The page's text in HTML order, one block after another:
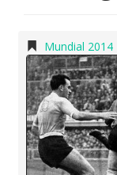
Mundial 2014